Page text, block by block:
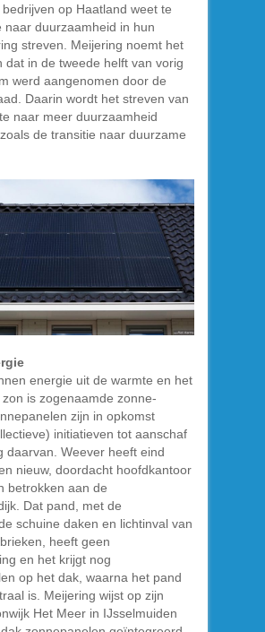
op Haatland weet te
naar duurzaamheid in hun
streven. Meijering noemt het
dat in de tweede helft van vorig
werd aangenomen door de
Daarin wordt het streven van
naar meer duurzaamheid
de transitie naar duurzame
energie uit de warmte en het
is zogenaamde zonne-
zijn in opkomst
initiatieven tot aanschaf
daarvan. Weever heeft eind
nieuw, doordacht hoofdkantoor
betrokken aan de
Dat pand, met de
schuine daken en lichtinval van
heeft geen
en het krijgt nog
op het dak, waarna het pand
is. Meijering wijst op zijn
Het Meer in IJsselmuiden